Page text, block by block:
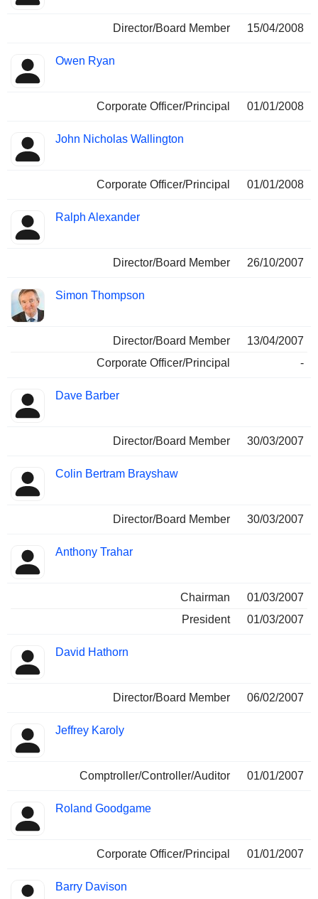
Director/Board Member 15/04/2008
Owen Ryan
Corporate Officer/Principal 01/01/2008
John Nicholas Wallington
Corporate Officer/Principal 01/01/2008
Ralph Alexander
Director/Board Member 26/10/2007
Simon Thompson
Director/Board Member
13/04/2007
Corporate Officer/Principal
-
Dave Barber
Director/Board Member 30/03/2007
Colin Bertram Brayshaw
Director/Board Member 30/03/2007
Anthony Trahar
Chairman
01/03/2007
President
01/03/2007
David Hathorn
Director/Board Member 06/02/2007
Jeffrey Karoly
Comptroller/Controller/Auditor 01/01/2007
Roland Goodgame
Corporate Officer/Principal 01/01/2007
Barry Davison